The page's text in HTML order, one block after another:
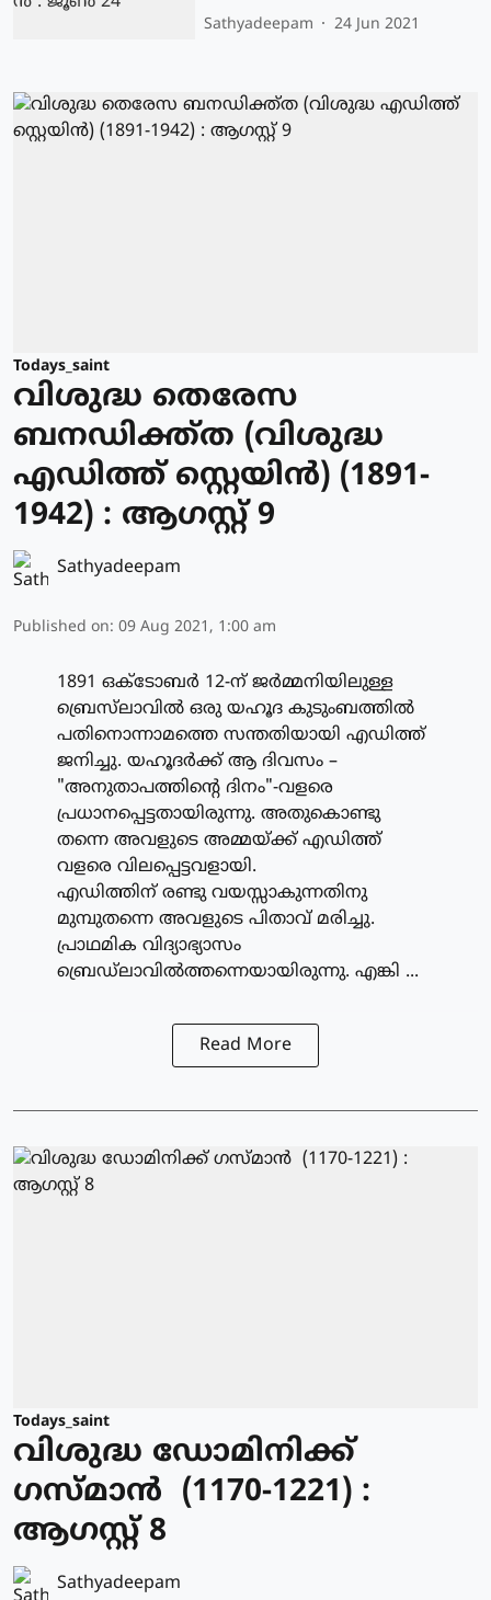
Sathyadeepam 24 Jun 2021
Todays_saint
വിശുദ്ധ തെരേസ
ബനഡിക്ത്ത (വിശുദ്ധ
എഡിത്ത് സ്റ്റെയിന്‍) (1891-
1942) : ആഗസ്റ്റ് 9
Sathyadeepam
Published on: 09 Aug 2021, 1:00 am
1891 ഒക്‌ടോബര്‍ 12-ന് ജര്‍മ്മനിയിലുള്ള
ബ്രെസ്‌ലാവില്‍ ഒരു യഹൂദ കുടുംബത്തില്‍
പതിനൊന്നാമത്തെ സന്തതിയായി എഡിത്ത്
ജനിച്ചു. യഹൂദര്‍ക്ക് ആ ദിവസം –
"അനുതാപത്തിന്റെ ദിനം"-വളരെ
പ്രധാനപ്പെട്ടതായിരുന്നു. അതുകൊണ്ടു
തന്നെ അവളുടെ അമ്മയ്ക്ക് എഡിത്ത്
വളരെ വിലപ്പെട്ടവളായി.
എഡിത്തിന് രണ്ടു വയസ്സാകുന്നതിനു
മുമ്പുതന്നെ അവളുടെ പിതാവ് മരിച്ചു.
പ്രാഥമിക വിദ്യാഭ്യാസം
ബ്രെഡ്‌ലാവില്‍ത്തന്നെയായിരുന്നു. എങ്കി ...
Read More
Todays_saint
വിശുദ്ധ ഡോമിനിക്ക്
ഗസ്മാന്‍ (1170-1221) :
ആഗസ്റ്റ് 8
Sathyadeepam